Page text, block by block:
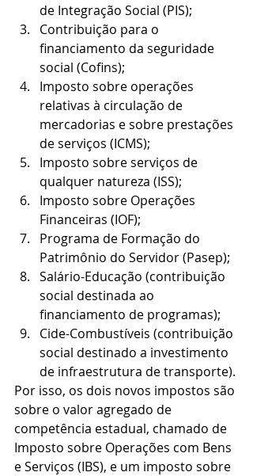
de Integração Social (PIS);
Contribuição para o
financiamento da seguridade
social (Cofins);
Imposto sobre operações
relativas à circulação de
mercadorias e sobre prestações
de serviços (ICMS);
Imposto sobre serviços de
qualquer natureza (ISS);
Imposto sobre Operações
Financeiras (IOF);
Programa de Formação do
Patrimônio do Servidor (Pasep);
Salário-Educação (contribuição
social destinada ao
financiamento de programas);
Cide-Combustíveis (contribuição
social destinado a investimento
de infraestrutura de transporte).
Por isso, os dois novos impostos são
sobre o valor agregado de
competência estadual, chamado de
Imposto sobre Operações com Bens
e Serviços (IBS), e um imposto sobre